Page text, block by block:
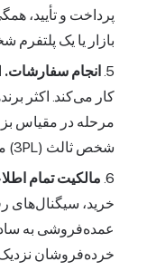
پرداخت و تأیید، همگی
بازار یا یک پلتفرم شخص
انجام سفارشات.
مرحله در مقیاس بزرگ،
شخص ثالث (3PL) مانند ShipBob یا Flexport روی می‌آورند.
مالکیت تمام
خرید، سیگنال‌های
عمده‌فروشی به سادگی
خرده‌فروشان